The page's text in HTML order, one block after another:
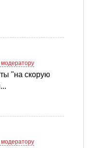
"на скорую